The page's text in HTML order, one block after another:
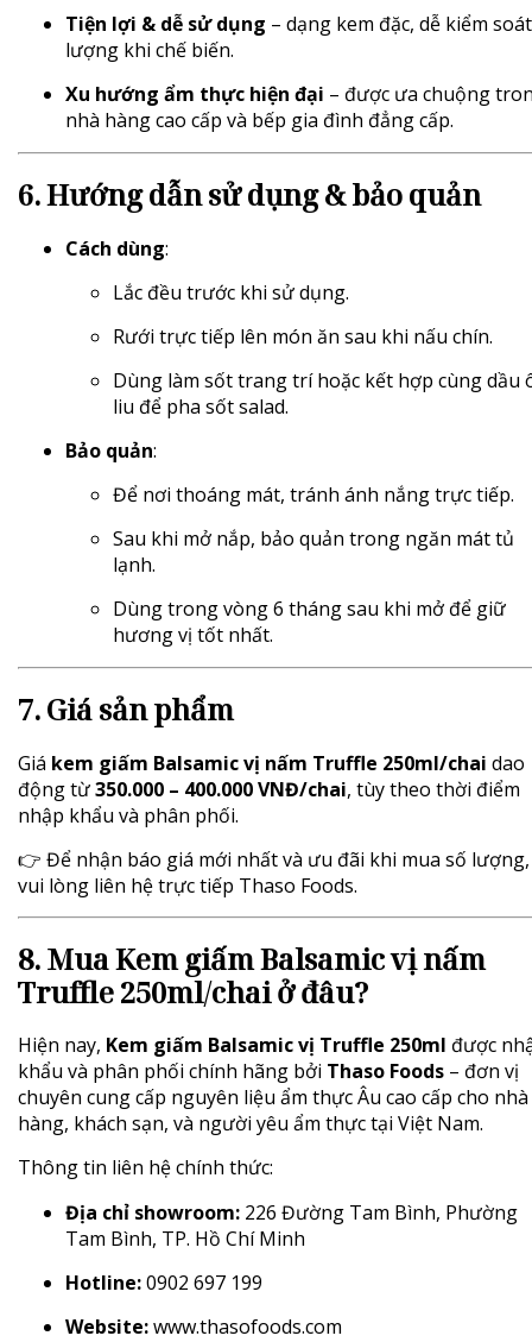
Tiện lợi & dễ sử dụng – dạng kem đặc, dễ kiểm soát
lượng khi chế biến.
Xu hướng ẩm thực hiện đại – được ưa chuộng
nhà hàng cao cấp và bếp gia đình đẳng cấp.
6. Hướng dẫn sử dụng & bảo quản
Cách dùng:
Lắc đều trước khi sử dụng.
Rưới trực tiếp lên món ăn sau khi nấu chín.
Dùng làm sốt trang trí hoặc kết hợp cùng dầu
liu để pha sốt salad.
Bảo quản:
Để nơi thoáng mát, tránh ánh nắng trực tiếp.
Sau khi mở nắp, bảo quản trong ngăn mát tủ
lạnh.
Dùng trong vòng 6 tháng sau khi mở để giữ
hương vị tốt nhất.
7. Giá sản phẩm
Giá kem giấm Balsamic vị nấm Truffle 250ml/chai dao
động từ350.000 – 400.000 VNĐ/chai, tùy theo thời điểm
nhập khẩu và phân phối.
👉 Để nhận báo giá mới nhất và ưu đãi khi mua số lượng,
vui lòng liên hệ trực tiếp Thaso Foods.
8. Mua Kem giấm Balsamic vị nấm
Truffle 250ml/chai ở đâu?
Hiện nay, Kem giấm Balsamic vị Truffle 250ml được
khẩu và phân phối chính hãng bởi Thaso Foods – đơn vị
chuyên cung cấp nguyên liệu ẩm thực Âu cao cấp cho nhà
hàng, khách sạn, và người yêu ẩm thực tại Việt Nam.
Thông tin liên hệ chính thức:
Địa chỉ showroom: 226 Đường Tam Bình, Phường
Tam Bình, TP. Hồ Chí Minh
Hotline:0902 697 199
Website:www.thasofoods.com